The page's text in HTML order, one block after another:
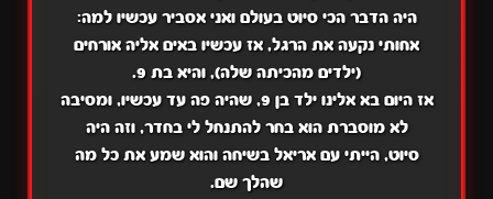
היה הדבר הכי סיוט בעולם ואני אסביר עכשיו למה:
אחותי נקעה את הרגל, אז עכשיו באים אליה אורחים
(ילדים מהכיתה שלה), והיא בת 9.
אז היום בא אלינו ילד בן 9, שהיה פה עד עכשיו, ומסיבה
לא מוסברת הוא בחר להתנחל לי בחדר,וזה היה
סיוט,הייתי עם אריאל בשיחה והוא שמע את כל מה
שהלך שם.